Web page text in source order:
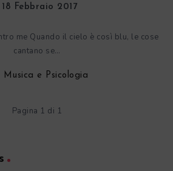
18 Febbraio 2017
me Quando il cielo è così blu, le cose
cantano se…
Musica e Psicologia
Pagina 1 di 1